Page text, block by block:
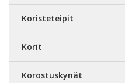
Koristeteipit
Korit
Korostuskynät